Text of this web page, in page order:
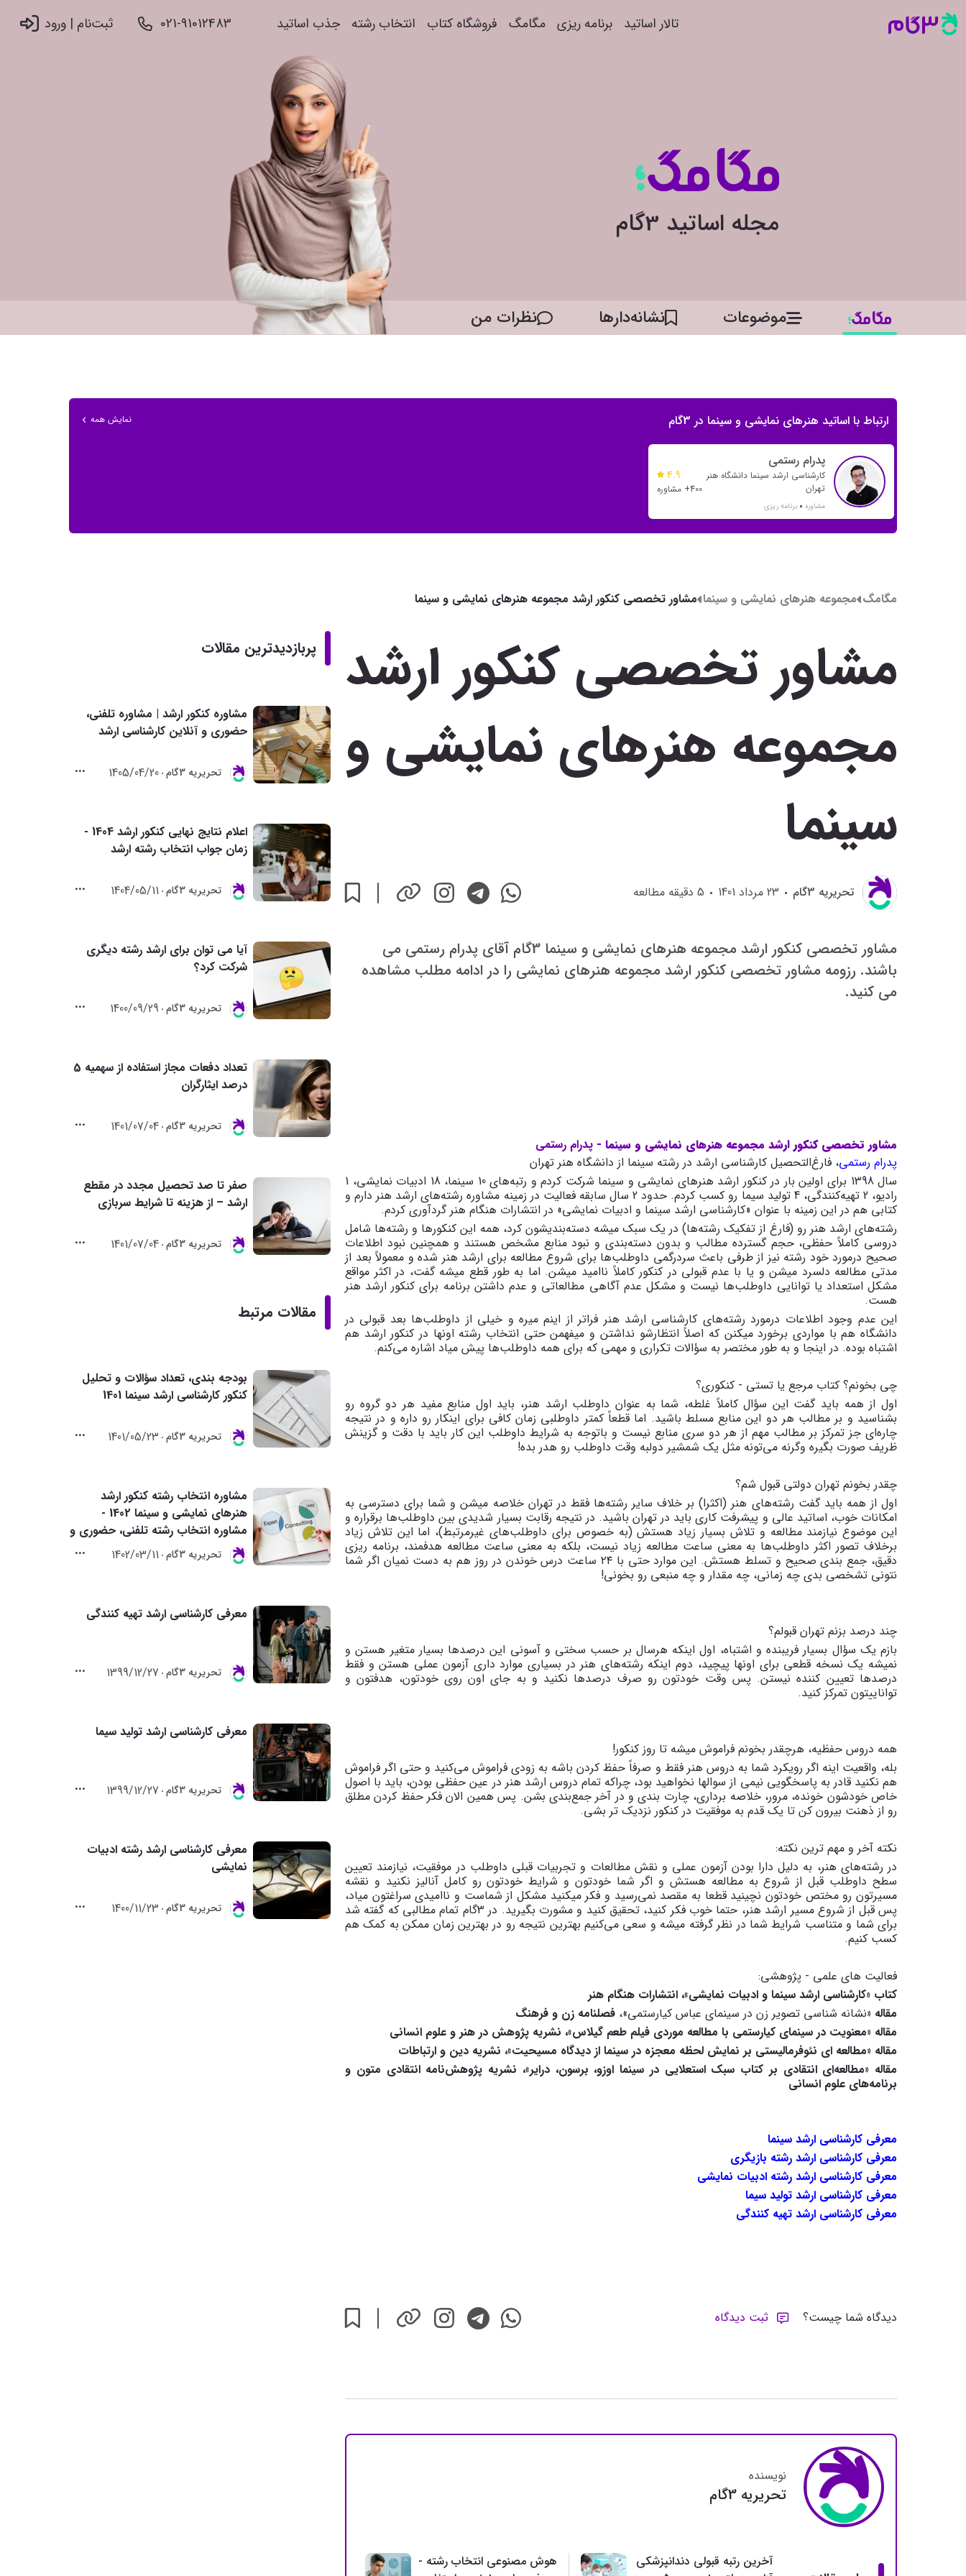
تالار اساتید برنامه ریزی مگامگ فروشگاه کتاب انتخاب رشته جذب اساتید 021-91012483 ثبت‌نام |‌ ورود
مجله اساتید 3گام
موضوعات نشانه‌دار‌ها نظرات من
ارتباط با اساتید هنرهای نمایشی و سینما در 3گام نمایش همه
پدرام رستمی
کارشناسی ارشد سینما دانشگاه هنر
تهران
مشاوره برنامه ریزی
4.9
400+ مشاوره
مگامگ مجموعه هنرهای نمایشی و سینما مشاور تخصصی کنکور ارشد مجموعه هنرهای نمایشی و سینما
مشاور تخصصی کنکور ارشد
مجموعه هنرهای نمایشی و
سینما
تحريريه 3گام 23 مرداد 1401 5 دقیقه مطالعه
مشاور تخصصی کنکور ارشد مجموعه هنرهای نمایشی و سینما 3گام آقای پدرام رستمی می
باشند. رزومه مشاور تخصصی کنکور ارشد مجموعه هنرهای نمایشی را در ادامه مطلب مشاهده
می کنید.
مشاور تخصصی کنکور ارشد مجموعه هنرهای نمایشی و سینما - پدرام رستمی
پدرام رستمی، فارغ‌التحصیل کارشناسی ارشد در رشته سینما از دانشگاه هنر تهران
سال 1398 برای اولین بار در کنکور ارشد هنرهای نمایشی و سینما شرکت کردم و رتبه‌های 10 سینما، 18 ادبیات نمایشی، 1
رادیو، 2 تهیه‌کنندگی، 4 تولید سیما رو کسب کردم. حدود 2 سال سابقه فعالیت در زمینه مشاوره رشته‌های ارشد هنر دارم و
کتابی هم در این زمینه با عنوان «کارشناسی ارشد سینما و ادبیات نمایشی» در انتشارات هنگام هنر گردآوری کردم.
رشته‌های ارشد هنر رو (فارغ از تفکیک رشته‌ها) در یک سبک میشه دسته‌بندیشون کرد، همه این کنکورها و رشته‌ها شامل
دروسی کاملاً حفظی، حجم گسترده مطالب و بدون دسته‌بندی و نبود منابع مشخص هستند و همچنین نبود اطلاعات
صحیح درمورد خود رشته نیز از طرفی باعث سردرگمی داوطلب‌ها برای شروع مطالعه برای ارشد هنر شده و معمولاً بعد از
مدتی مطالعه دلسرد میشن و یا با عدم قبولی در کنکور کاملاً ناامید میشن. اما به طور قطع میشه گفت، در اکثر مواقع
مشکل استعداد یا توانایی داوطلب‌ها نیست و مشکل عدم آگاهی مطالعاتی و عدم داشتن برنامه برای کنکور ارشد هنر
هست.
این عدم وجود اطلاعات درمورد رشته‌های کارشناسی ارشد هنر فراتر از اینم میره و خیلی از داوطلب‌ها بعد قبولی در
دانشگاه هم با مواردی برخورد میکنن که اصلاً انتظارشو نداشتن و میفهمن حتی انتخاب رشته اونها در کنکور ارشد هم
اشتباه بوده. در اینجا و به طور مختصر به سؤالات تکراری و مهمی که برای همه داوطلب‌ها پیش میاد اشاره می‌کنم.
چی بخونم؟ کتاب مرجع یا تستی - کنکوری؟
اول از همه باید گفت این سؤال کاملاً غلطه، شما به عنوان داوطلب ارشد هنر، باید اول منابع مفید هر دو گروه رو
بشناسید و بر مطالب هر دو این منابع مسلط باشید. اما قطعاً کمتر داوطلبی زمان کافی برای اینکار رو داره و در نتیجه
چاره‌ای جز تمرکز بر مطالب مهم از هر دو سری منابع نیست و باتوجه به شرایط داوطلب این کار باید با دقت و گزینش
ظریف صورت بگیره وگرنه می‌تونه مثل یک شمشیر دولبه وقت داوطلب رو هدر بده!
چقدر بخونم تهران دولتی قبول شم؟
اول از همه باید گفت رشته‌های هنر (اکثرا) بر خلاف سایر رشته‌ها فقط در تهران خلاصه میشن و شما برای دسترسی به
امکانات خوب، اساتید عالی و پیشرفت کاری باید در تهران باشید. در نتیجه رقابت بسیار شدیدی بین داوطلب‌ها برقراره و
این موضوع نیازمند مطالعه و تلاش بسیار زیاد هستش (به خصوص برای داوطلب‌های غیرمرتبط)، اما این تلاش زیاد
برخلاف تصور اکثر داوطلب‌ها به معنی ساعت مطالعه زیاد نیست، بلکه به معنی ساعت مطالعه هدفمند، برنامه ریزی
دقیق، جمع بندی صحیح و تسلط هستش. این موارد حتی با ۲۴ ساعت درس خوندن در روز هم به دست نمیان اگر شما
نتونی تشخصی بدی چه زمانی، چه مقدار و چه منبعی رو بخونی!
چند درصد بزنم تهران قبولم؟
بازم یک سؤال بسیار فریبنده و اشتباه، اول اینکه هرسال بر حسب سختی و آسونی این درصدها بسیار متغیر هستن و
نمیشه یک نسخه قطعی برای اونها پیچید، دوم اینکه رشته‌های هنر در بسیاری موارد داری آزمون عملی هستن و فقط
درصدها تعیین کننده نیستن. پس وقت خودتون رو صرف درصدها نکنید و به جای اون روی خودتون، هدفتون و
تواناییتون تمرکز کنید.
همه دروس حفظیه، هرچقدر بخونم فراموش میشه تا روز کنکور!
بله، واقعیت اینه اگر رویکرد شما به دروس هنر فقط و صرفاً حفظ کردن باشه به زودی فراموش می‌کنید و حتی اگر فراموش
هم نکنید قادر به پاسخگویی نیمی از سوالها نخواهید بود، چراکه تمام دروس ارشد هنر در عین حفظی بودن، باید با اصول
خاص خودشون خونده، مرور، خلاصه برداری، چارت بندی و در آخر جمع‌بندی بشن. پس همین الان فکر حفظ کردن مطلق
رو از ذهنت بیرون کن تا یک قدم به موفقیت در کنکور نزدیک تر بشی.
نکته آخر و مهم ترین نکته:
در رشته‌های هنر، به دلیل دارا بودن آزمون عملی و نقش مطالعات و تجربیات قبلی داوطلب در موفقیت، نیازمند تعیین
سطح داوطلب قبل از شروع به مطالعه هستش و اگر شما خودتون و شرایط خودتون رو کامل آنالیز نکنید و نقشه
مسیرتون رو مختص خودتون نچینید قطعا به مقصد نمی‌رسید و فکر میکنید مشکل از شماست و ناامیدی سراغتون میاد،
پس قبل از شروع مسیر ارشد هنر، حتما خوب فکر کنید، تحقیق کنید و مشورت بگیرید. در 3گام تمام مطالبی که گفته شد
برای شما و متناسب شرایط شما در نظر گرفته میشه و سعی می‌کنیم بهترین نتیجه رو در بهترین زمان ممکن به کمک هم
کسب کنیم.
فعالیت های علمی - پژوهشی:
کتاب «کارشناسی ارشد سینما و ادبیات نمایشی»، انتشارات هنگام هنر
مقاله «نشانه شناسی تصویر زن در سینمای عباس کیارستمی»، فصلنامه زن و فرهنگ
مقاله «معنویت در سینمای کیارستمی با مطالعه موردی فیلم طعم گیلاس»، نشریه پژوهش در هنر و علوم انسانی
مقاله «مطالعه ای نئوفرمالیستی بر نمایش لحظه معجزه در سینما از دیدگاه مسیحیت»، نشریه دین و ارتباطات
مقاله «مطالعه‌ای انتقادی بر کتاب سبک استعلایی در سینما اوزو، برسون، درایر»، نشریه پژوهش‌نامه انتقادی متون و
برنامه‌های علوم انسانی
معرفی کارشناسی ارشد سینما
معرفی کارشناسی ارشد رشته بازیگری
معرفی کارشناسی ارشد رشته ادبیات نمایشی
معرفی کارشناسی ارشد تولید سیما
معرفی کارشناسی ارشد تهیه کنندگی
دیدگاه شما چیست؟ ثبت دیدگاه
نویسنده
تحريريه 3گام
آخرین رتبه قبولی دندانپزشکی
هوش مصنوعی انتخاب رشته -
پربازدیدترین مقالات
مشاوره کنکور ارشد | مشاوره تلفنی،
حضوری و آنلاین کارشناسی ارشد
تحريريه 3گام 1405/04/20
اعلام نتایج نهایی کنکور ارشد 1404 -
زمان جواب انتخاب رشته ارشد
تحريريه 3گام 1404/05/11
آیا می توان برای ارشد رشته دیگری
شرکت کرد؟
تحريريه 3گام 1400/09/29
تعداد دفعات مجاز استفاده از سهمیه 5
درصد ایثارگران
تحريريه 3گام 1401/07/04
صفر تا صد تحصیل مجدد در مقطع
ارشد – از هزینه تا شرایط سربازی
تحريريه 3گام 1401/07/04
مقالات مرتبط
بودجه بندی، تعداد سؤالات و تحلیل
کنکور کارشناسی ارشد سینما 1401
تحريريه 3گام 1401/05/23
مشاوره انتخاب رشته کنکور ارشد
هنرهای نمایشی و سینما 1402 -
مشاوره انتخاب رشته تلفنی، حضوری و
آنلاینتحريريه 3گام 1402/03/11
معرفی کارشناسی ارشد تهیه کنندگی
تحريريه 3گام 1399/12/27
معرفی کارشناسی ارشد تولید سیما
تحريريه 3گام 1399/12/27
معرفی کارشناسی ارشد رشته ادبیات
نمایشی
تحريريه 3گام 1400/11/23